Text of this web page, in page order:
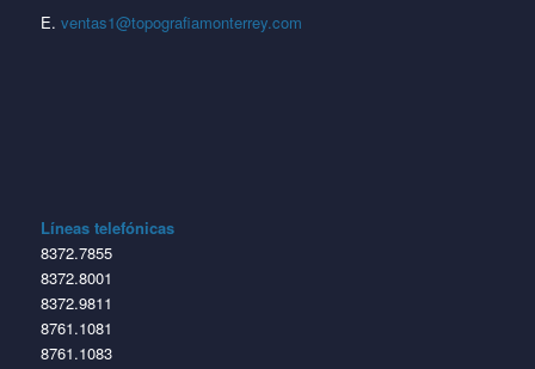
E. ventas1@topografiamonterrey.com
Líneas telefónicas
8372.7855
8372.8001
8372.9811
8761.1081
8761.1083